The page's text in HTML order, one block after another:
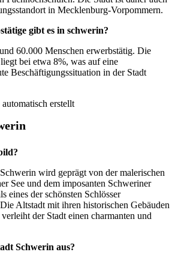
in Mecklenburg-Vorpommern.
gibt es in schwerin?
60.000 Menschen erwerbstätig. Die
bei etwa 8%, was auf eine
Beschäftigungssituation in der Stadt
erstellt
wird geprägt von der malerischen
See und dem imposanten Schweriner
eines der schönsten Schlösser
Altstadt mit ihren historischen Gebäuden
der Stadt einen charmanten und
Schwerin aus?